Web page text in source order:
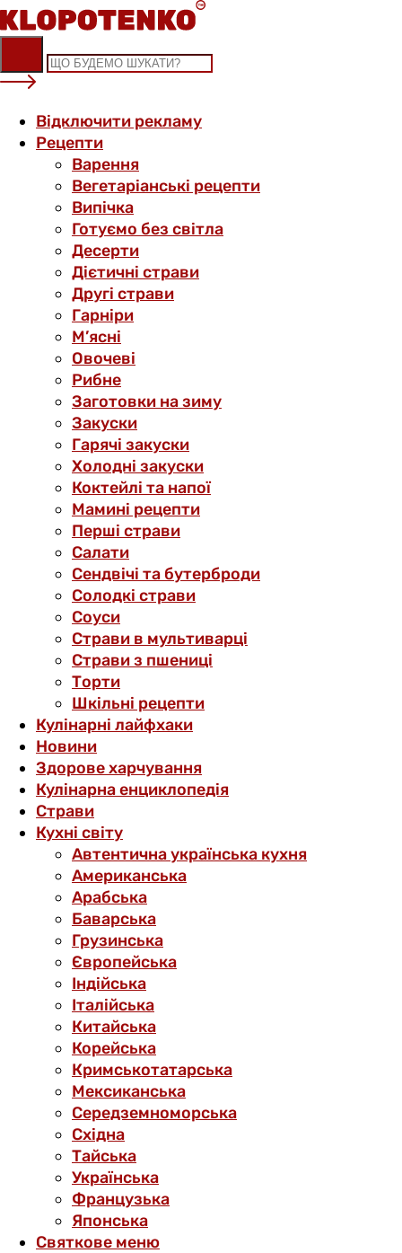
Skip
to
content
Відключити рекламу
Рецепти
Варення
Вегетаріанські рецепти
Випічка
Готуємо без світла
Десерти
Дієтичні страви
Другі страви
Гарніри
М’ясні
Овочеві
Рибне
Заготовки на зиму
Закуски
Гарячі закуски
Холодні закуски
Коктейлі та напої
Мамині рецепти
Перші страви
Салати
Сендвічі та бутерброди
Солодкі страви
Соуси
Страви в мультиварці
Страви з пшениці
Торти
Шкільні рецепти
Кулінарні лайфхаки
Новини
Здорове харчування
Кулінарна енциклопедія
Страви
Кухні світу
Автентична українська кухня
Американська
Арабська
Баварська
Грузинська
Європейська
Індійська
Італійська
Китайська
Корейська
Кримськотатарська
Мексиканська
Середземноморська
Східна
Тайська
Українська
Французька
Японська
Святкове меню